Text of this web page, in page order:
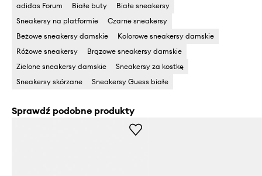
adidas Forum
Białe buty
Białe sneakersy
Sneakersy na platformie
Czarne sneakersy
Beżowe sneakersy damskie
Kolorowe sneakersy damskie
Różowe sneakersy
Brązowe sneakersy damskie
Zielone sneakersy damskie
Sneakersy za kostkę
Sneakersy skórzane
Sneakersy Guess białe
Sprawdź podobne produkty